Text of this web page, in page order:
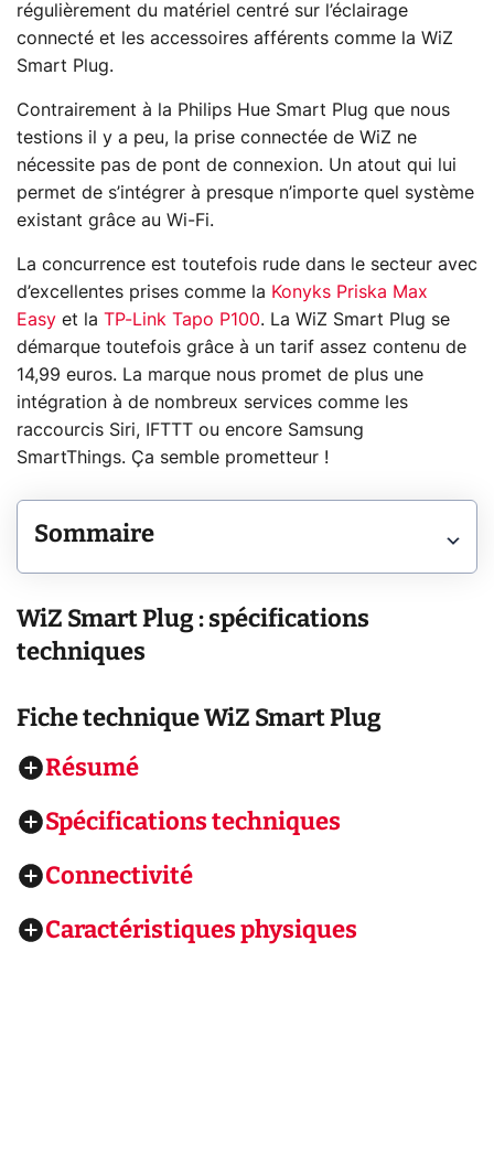
régulièrement du matériel centré sur l’éclairage
connecté et les accessoires afférents comme la WiZ
Smart Plug.
Contrairement à la Philips Hue Smart Plug que nous
testions il y a peu, la prise connectée de WiZ ne
nécessite pas de pont de connexion. Un atout qui lui
permet de s’intégrer à presque n’importe quel système
existant grâce au Wi-Fi.
La concurrence est toutefois rude dans le secteur avec
d’excellentes prises comme la Konyks Priska Max
Easy et la TP-Link Tapo P100. La WiZ Smart Plug se
démarque toutefois grâce à un tarif assez contenu de
14,99 euros. La marque nous promet de plus une
intégration à de nombreux services comme les
raccourcis Siri, IFTTT ou encore Samsung
SmartThings. Ça semble prometteur !
Sommaire
WiZ Smart Plug : spécifications
techniques
Fiche techniqueWiZ Smart Plug
Résumé
Spécifications techniques
Connectivité
Caractéristiques physiques